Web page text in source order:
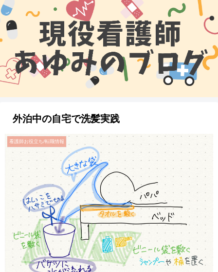
外泊中の自宅で洗髪実践
看護師お役立ち/転職情報